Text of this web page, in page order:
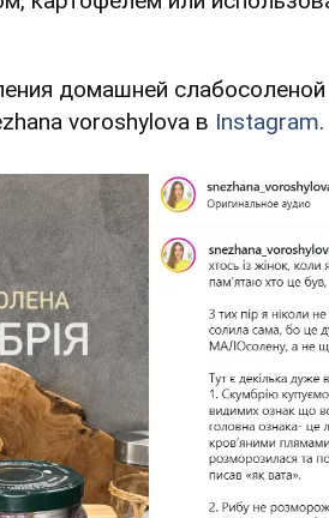
домашней
voroshylova в Instagram.